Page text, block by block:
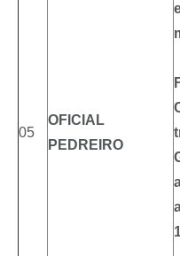
05
OFICIAL
PEDREIRO